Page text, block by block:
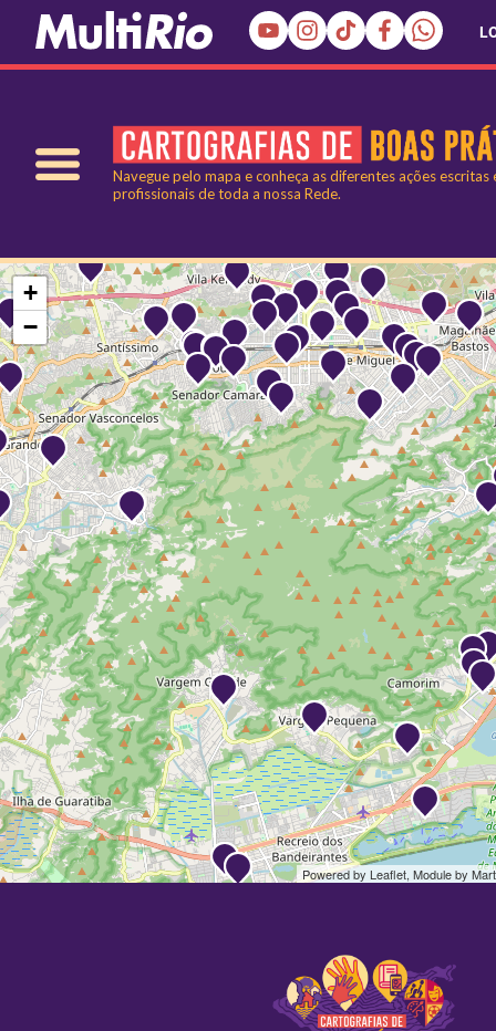
Navegue pelo mapa e conheça as diferentes ações
profissionais de toda a nossa Rede.
+
−
Powered by Leaflet, Module by